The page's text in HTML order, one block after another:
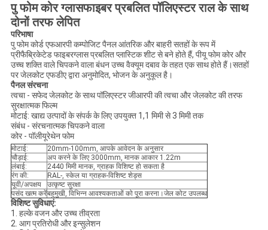
पु फोम कोर ग्लासफाइबर प्रबलित पॉलिएस्टर राल के साथ
दोनों तरफ लेपित
परिभाषा
पु फोम कोर्ड एफआरपी कम्पोजिट पैनल आंतरिक और बाहरी सतहों के रूप में
प्रीफैब्रिकेटेड फाइबरग्लास प्रबलित प्लास्टिक शीट से बने होते हैं, पीयू फोम कोर और
उच्च शक्ति वाले चिपकने वाला बंधन उच्च वैक्यूम दबाव के तहत एक साथ होते हैं।सतहों
पर जेलकोट एफडीए द्वारा अनुमोदित, भोजन के अनुकूल है।
पैनल संरचना
त्वचा - सफेद जेलकोट के साथ पॉलिएस्टर जीआरपी की त्वचा और जेलकोट की तरफ
सुरक्षात्मक फिल्म
मोटाई: खाद्य उत्पादों के संपर्क के लिए उपयुक्त 1,1 मिमी से 3 मिमी तक
संबंध - संरचनात्मक चिपकने वाला
कोर - पॉलीयूरेथेन फोम
मोटाई:
20mm-100mm, आपके आवेदन के अनुसार
चौड़ाई:
अप करने के लिए 3000mm, मानक आकार 1.22m
लंबाई:
2440 मिमी मानक, ग्राहक विशिष्ट हो सकता है
रंग की:
RAL-, स्केल या ग्राहक-विशिष्ट शेड्स
यूवी/अपक्षय
उत्कृष्ट सुरक्षा
पसंद खत्म करेंबहुमुखी, विभिन्न आवश्यकताओं को पूरा करना।जेल कोट उपलब्ध
विशिष्ट सुविधाएं:
1. हल्के वजन और उच्च तीव्रता
2. आग प्रतिरोधी और इन्सुलेशन